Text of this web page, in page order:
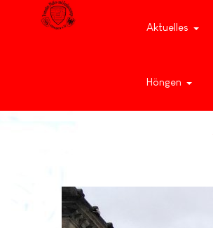
Aktuelles
Höngen